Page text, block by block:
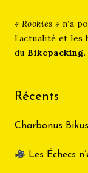
« Rookies »n’a
l’actualité et
du Bikepacking.
Récents
Charbonus Bikus
Les Échecs